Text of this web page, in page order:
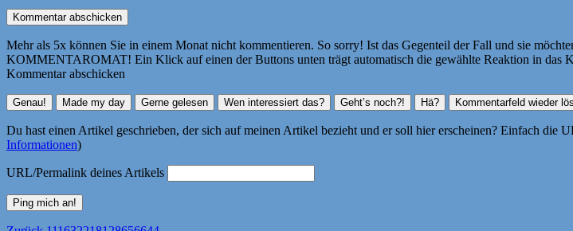
Mehr als 5x können Sie in einem Monat nicht kommentieren. So sorry! Ist das Gegenteil der Fall und sie
KOMMENTAROMAT! Ein Klick auf einen der Buttons unten trägt automatisch die gewählte Reaktion in
Kommentar abschicken
Du hast einen Artikel geschrieben, der sich auf meinen Artikel bezieht und er soll hier erscheinen? Einfach
Informationen)
URL/Permalink deines Artikels